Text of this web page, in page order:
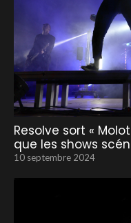
Resolve sort «
que les shows
10 septembre 2024